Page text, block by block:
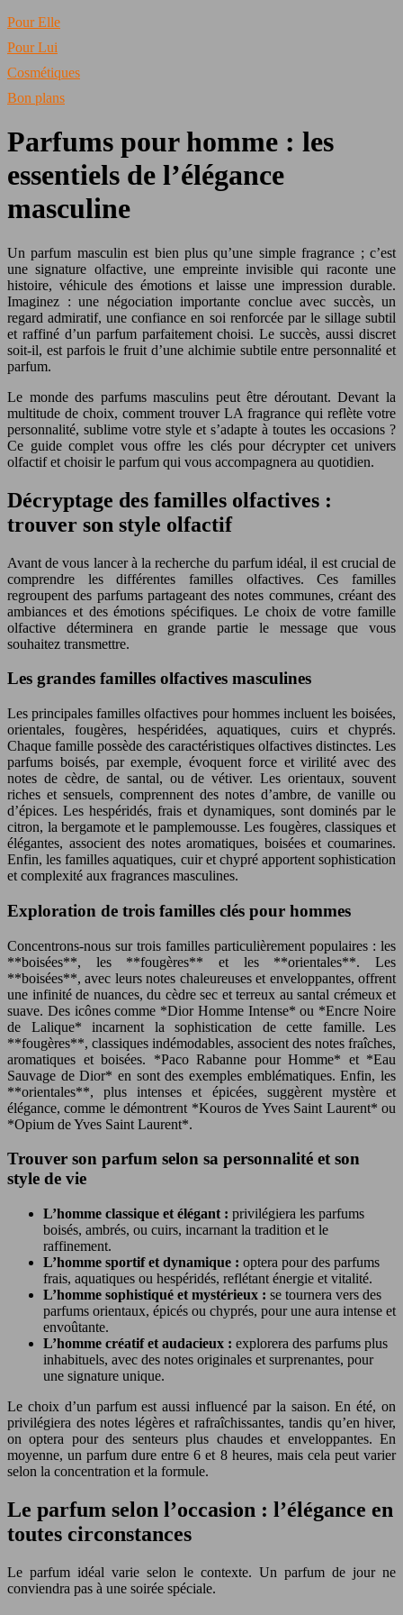
Pour Elle
Pour Lui
Cosmétiques
Bon plans
Parfums pour homme : les
essentiels de l’élégance
masculine
Un parfum masculin est bien plus qu’une simple fragrance ; c’est
une signature olfactive, une empreinte invisible qui raconte une
histoire, véhicule des émotions et laisse une impression durable.
Imaginez : une négociation importante conclue avec succès, un
regard admiratif, une confiance en soi renforcée par le sillage subtil
et raffiné d’un parfum parfaitement choisi. Le succès, aussi discret
soit-il, est parfois le fruit d’une alchimie subtile entre personnalité et
parfum.
Le monde des parfums masculins peut être déroutant. Devant la
multitude de choix, comment trouver LA fragrance qui reflète votre
personnalité, sublime votre style et s’adapte à toutes les occasions ?
Ce guide complet vous offre les clés pour décrypter cet univers
olfactif et choisir le parfum qui vous accompagnera au quotidien.
Décryptage des familles olfactives :
trouver son style olfactif
Avant de vous lancer à la recherche du parfum idéal, il est crucial de
comprendre les différentes familles olfactives. Ces familles
regroupent des parfums partageant des notes communes, créant des
ambiances et des émotions spécifiques. Le choix de votre famille
olfactive déterminera en grande partie le message que vous
souhaitez transmettre.
Les grandes familles olfactives masculines
Les principales familles olfactives pour hommes incluent les boisées,
orientales, fougères, hespéridées, aquatiques, cuirs et chyprés.
Chaque famille possède des caractéristiques olfactives distinctes. Les
parfums boisés, par exemple, évoquent force et virilité avec des
notes de cèdre, de santal, ou de vétiver. Les orientaux, souvent
riches et sensuels, comprennent des notes d’ambre, de vanille ou
d’épices. Les hespéridés, frais et dynamiques, sont dominés par le
citron, la bergamote et le pamplemousse. Les fougères, classiques et
élégantes, associent des notes aromatiques, boisées et coumarines.
Enfin, les familles aquatiques, cuir et chypré apportent sophistication
et complexité aux fragrances masculines.
Exploration de trois familles clés pour hommes
Concentrons-nous sur trois familles particulièrement populaires : les
**boisées**, les **fougères** et les **orientales**. Les
**boisées**, avec leurs notes chaleureuses et enveloppantes, offrent
une infinité de nuances, du cèdre sec et terreux au santal crémeux et
suave. Des icônes comme *Dior Homme Intense* ou *Encre Noire
de Lalique* incarnent la sophistication de cette famille. Les
**fougères**, classiques indémodables, associent des notes fraîches,
aromatiques et boisées. *Paco Rabanne pour Homme* et *Eau
Sauvage de Dior* en sont des exemples emblématiques. Enfin, les
**orientales**, plus intenses et épicées, suggèrent mystère et
élégance, comme le démontrent *Kouros de Yves Saint Laurent* ou
*Opium de Yves Saint Laurent*.
Trouver son parfum selon sa personnalité et son
style de vie
L’homme classique et élégant : privilégiera les parfums
boisés, ambrés, ou cuirs, incarnant la tradition et le
raffinement.
L’homme sportif et dynamique : optera pour des parfums
frais, aquatiques ou hespéridés, reflétant énergie et vitalité.
L’homme sophistiqué et mystérieux : se tournera vers des
parfums orientaux, épicés ou chyprés, pour une aura intense et
envoûtante.
L’homme créatif et audacieux : explorera des parfums plus
inhabituels, avec des notes originales et surprenantes, pour
une signature unique.
Le choix d’un parfum est aussi influencé par la saison. En été, on
privilégiera des notes légères et rafraîchissantes, tandis qu’en hiver,
on optera pour des senteurs plus chaudes et enveloppantes. En
moyenne, un parfum dure entre 6 et 8 heures, mais cela peut varier
selon la concentration et la formule.
Le parfum selon l’occasion : l’élégance en
toutes circonstances
Le parfum idéal varie selon le contexte. Un parfum de jour ne
conviendra pas à une soirée spéciale.